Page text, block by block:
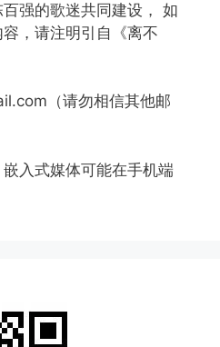
强的歌迷共同建设， 如
，请注明引自《离不
（请勿相信其他邮
入式媒体可能在手机端